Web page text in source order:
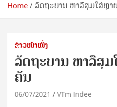
Home ລັດຖະບານ ຫາລືສຸມໃສ່ຫຼາ
ຂ່າວໜ້າໜຶ່ງ
ລັດຖະບານ ຫາລືສຸ
ຄັນ
06/07/2021 VTm Indee